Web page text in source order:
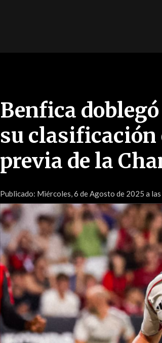
Benfica
su clasificación
previa de la
Publicado: Miércoles, 6 de Agosto de 2025 a